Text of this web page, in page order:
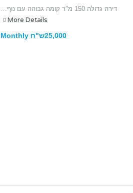
דירה גדולה 150 מ"ר קומה גבוהה עם נוף…
More Details
25,000ש"ח Monthly